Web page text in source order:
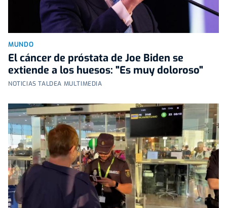
MUNDO
El cáncer de próstata de Joe Biden se
extiende a los huesos: "Es muy doloroso"
NOTICIAS TALDEA MULTIMEDIA